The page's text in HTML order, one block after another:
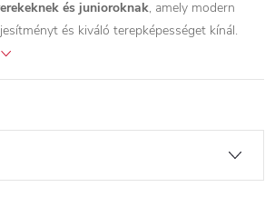
és junioroknak, amely modern
és kiváló terepképességet kínál.